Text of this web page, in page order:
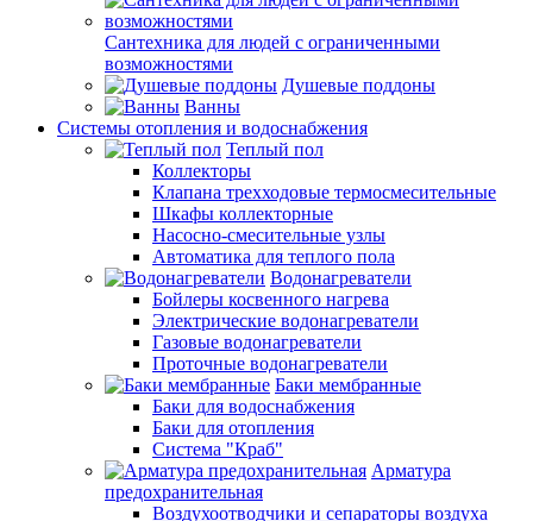
Сантехника для людей с ограниченными
возможностями
Душевые поддоны
Ванны
Системы отопления и водоснабжения
Теплый пол
Коллекторы
Клапана трехходовые термосмесительные
Шкафы коллекторные
Насосно-смесительные узлы
Автоматика для теплого пола
Водонагреватели
Бойлеры косвенного нагрева
Электрические водонагреватели
Газовые водонагреватели
Проточные водонагреватели
Баки мембранные
Баки для водоснабжения
Баки для отопления
Система "Краб"
Арматура
предохранительная
Воздухоотводчики и сепараторы воздуха